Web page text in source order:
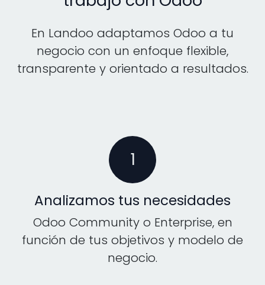
En Landoo adaptamos Odoo a tu
negocio con un enfoque flexible,
transparente y orientado a resultados.
1
Analizamos tus necesidades
Odoo Community o Enterprise, en
función de tus objetivos y modelo de
negocio.